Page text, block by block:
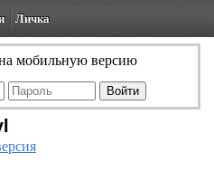
Личка
мобильную версию